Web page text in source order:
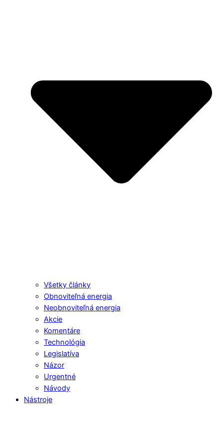
Všetky články
Obnoviteľná energia
Neobnoviteľná energia
Akcie
Komentáre
Technológia
Legislatíva
Názor
Urgentné
Návody
Nástroje